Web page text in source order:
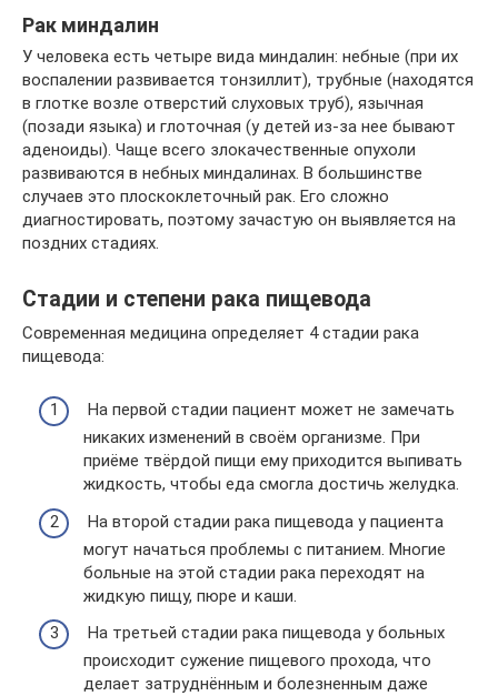
Рак миндалин
У человека есть четыре вида миндалин: небные (при их
воспалении развивается тонзиллит), трубные (находятся
в глотке возле отверстий слуховых труб), язычная
(позади языка) и глоточная (у детей из-за нее бывают
аденоиды). Чаще всего злокачественные опухоли
развиваются в небных миндалинах. В большинстве
случаев это плоскоклеточный рак. Его сложно
диагностировать, поэтому зачастую он выявляется на
поздних стадиях.
Стадии и степени рака пищевода
Современная медицина определяет 4 стадии рака
пищевода:
На первой стадии пациент может не замечать
никаких изменений в своём организме. При
приёме твёрдой пищи ему приходится выпивать
жидкость, чтобы еда смогла достичь желудка.
На второй стадии рака пищевода у пациента
могут начаться проблемы с питанием. Многие
больные на этой стадии рака переходят на
жидкую пищу, пюре и каши.
На третьей стадии рака пищевода у больных
происходит сужение пищевого прохода, что
делает затруднённым и болезненным даже